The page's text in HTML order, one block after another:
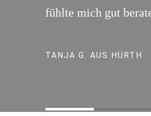
fühlte mich gut
TANJA G. AUS HÜRTH